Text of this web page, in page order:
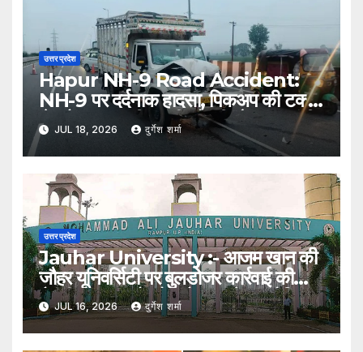
उत्तर प्रदेश
Hapur NH-9 Road Accident:
NH-9 पर दर्दनाक हादसा, पिकअप की टक्कर
से ट्रैक्टर-ट्रॉली पलटी; दो की मौत, एक गंभीर
घायल
JUL 18, 2026 दुर्गेश शर्मा
उत्तर प्रदेश
Jauhar University :- आजम खान की
जौहर यूनिवर्सिटी पर बुलडोजर कार्रवाई की
तैयारी, 38 भवनों को अवैध बताते हुए नोटिस
JUL 16, 2026 दुर्गेश शर्मा